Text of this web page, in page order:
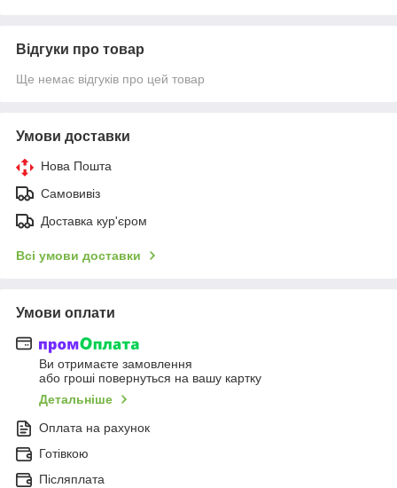
Відгуки про товар
Ще немає відгуків про цей товар
Умови доставки
Нова Пошта
Самовивіз
Доставка кур'єром
Всі умови доставки
Умови оплати
Ви отримаєте замовлення
або гроші повернуться на вашу картку
Детальніше
Оплата на рахунок
Готівкою
Післяплата